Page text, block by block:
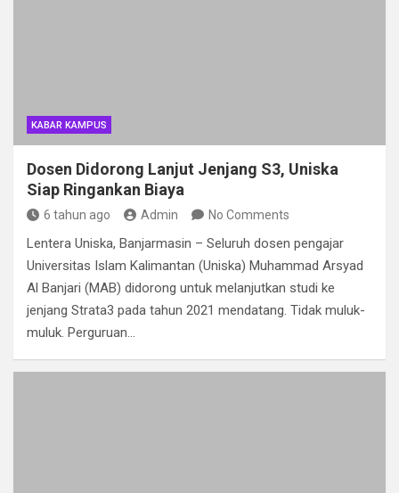
KABAR KAMPUS
Dosen Didorong Lanjut Jenjang S3, Uniska
Siap Ringankan Biaya
6 tahun ago Admin No Comments
Lentera Uniska, Banjarmasin – Seluruh dosen pengajar
Universitas Islam Kalimantan (Uniska) Muhammad Arsyad
Al Banjari (MAB) didorong untuk melanjutkan studi ke
jenjang Strata3 pada tahun 2021 mendatang. Tidak muluk-
muluk. Perguruan…